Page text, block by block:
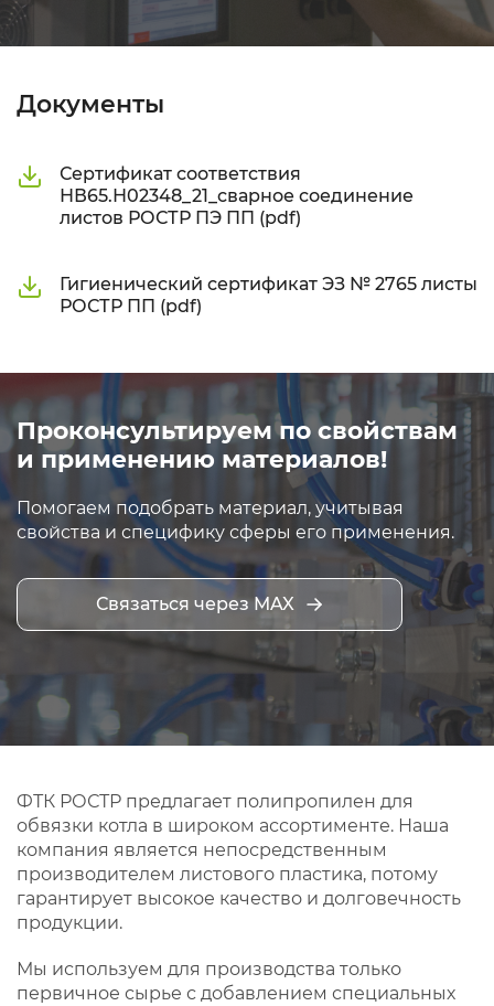
Документы
Сертификат соответствия
НВ65.Н02348_21_сварное соединение
листов РОСТР ПЭ ПП (pdf)
Гигиенический сертификат ЭЗ № 2765 листы
РОСТР ПП (pdf)
Проконсультируем по свойствам
и применению материалов!
Помогаем подобрать материал, учитывая
свойства и специфику сферы его применения.
Связаться через MAX
ФТК РОСТР предлагает полипропилен для
обвязки котла в широком ассортименте. Наша
компания является непосредственным
производителем листового пластика, потому
гарантирует высокое качество и долговечность
продукции.
Мы используем для производства только
первичное сырье с добавлением специальных